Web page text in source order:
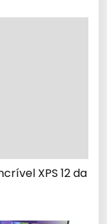
XPS 12 da